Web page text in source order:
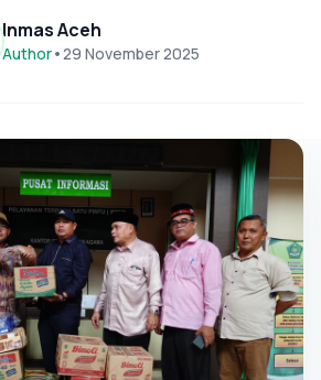
Inmas Aceh
Author•29 November 2025